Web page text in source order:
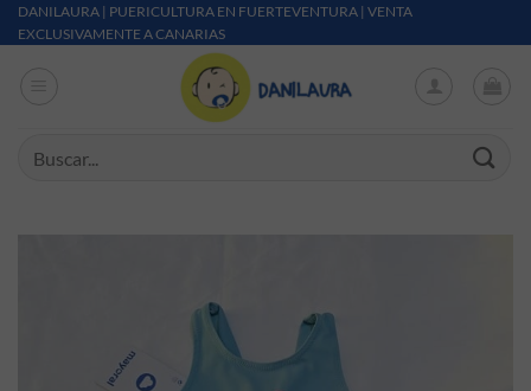
Saltar al contenido
DANILAURA | PUERICULTURA EN FUERTEVENTURA | VENTA
EXCLUSIVAMENTE A CANARIAS